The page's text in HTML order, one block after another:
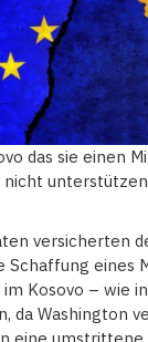
das sie einen
versicherten
Schaffung eines
Kosovo – wie
da Washington
eine umstrittene